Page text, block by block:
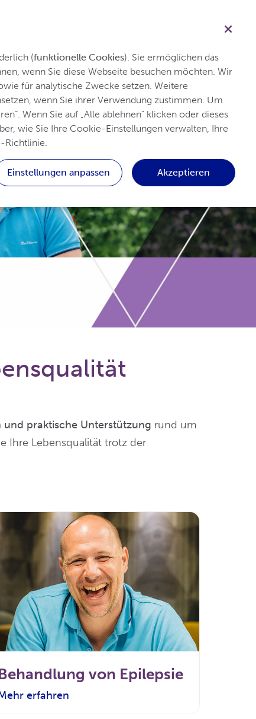
Epilepsie-Blog Service
praktische Unterstützung rund um
Ihre Lebensqualität trotz der
von Epilepsie
erfahren
(funktionelle Cookies). Sie ermöglichen das
wenn Sie diese Webseite besuchen möchten. Wir
für analytische Zwecke setzen. Weitere
wenn Sie ihrer Verwendung zustimmen. Um
Wenn Sie auf „Alle ablehnen“ klicken oder dieses
wie Sie Ihre Cookie-Einstellungen verwalten, Ihre
Richtlinie.
Einstellungen anpassen Akzeptieren